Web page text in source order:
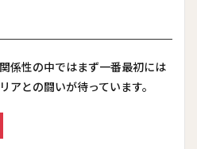
係性の中ではまず一番最初には
アとの闘いが待っています。